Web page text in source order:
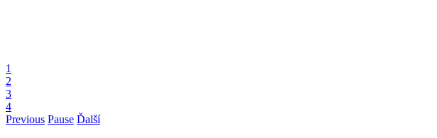
1
2
3
4
Previous Pause Ďalší